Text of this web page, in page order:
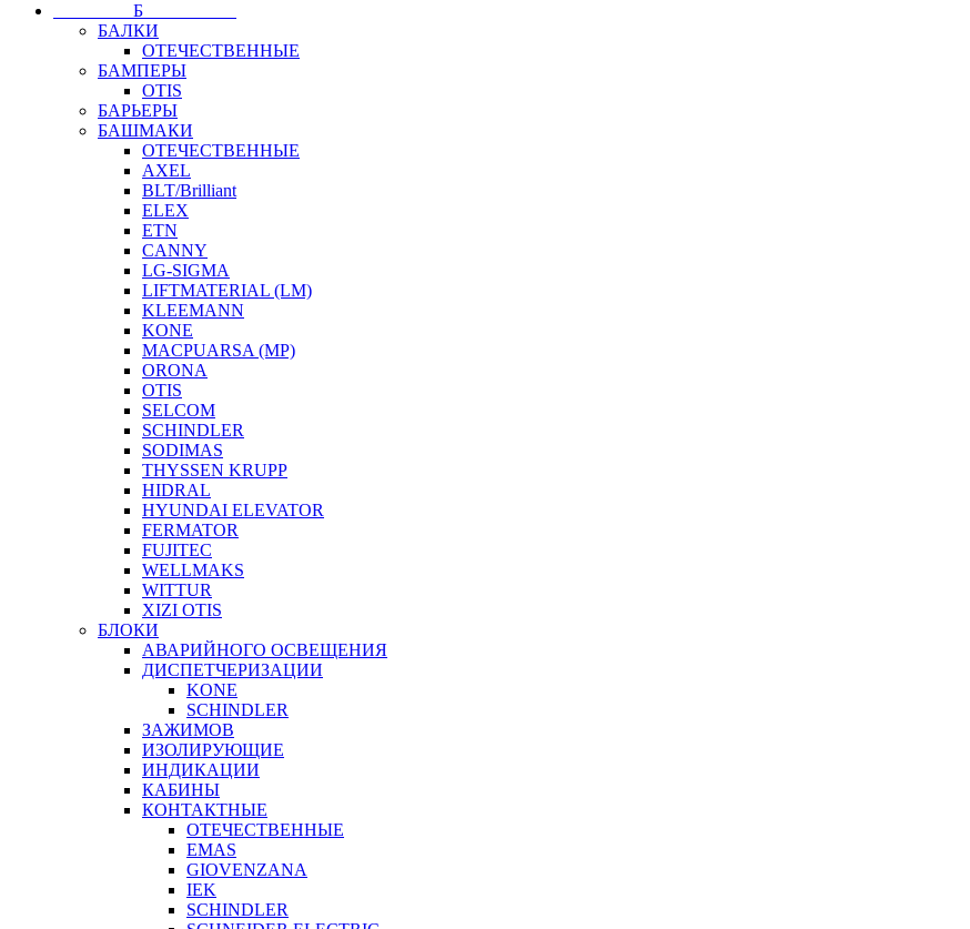
⠀⠀⠀⠀⠀⠀Б⠀⠀⠀⠀⠀⠀⠀
БАЛКИ
ОТЕЧЕСТВЕННЫЕ
БАМПЕРЫ
OTIS
БАРЬЕРЫ
БАШМАКИ
ОТЕЧЕСТВЕННЫЕ
AXEL
BLT/Brilliant
ELEX
ETN
CANNY
LG-SIGMA
LIFTMATERIAL (LM)
KLEEMANN
KONE
MACPUARSA (MP)
ORONA
OTIS
SELCOM
SCHINDLER
SODIMAS
THYSSEN KRUPP
HIDRAL
HYUNDAI ELEVATOR
FERMATOR
FUJITEC
WELLMAKS
WITTUR
XIZI OTIS
БЛОКИ
АВАРИЙНОГО ОСВЕЩЕНИЯ
ДИСПЕТЧЕРИЗАЦИИ
KONE
SCHINDLER
ЗАЖИМОВ
ИЗОЛИРУЮЩИЕ
ИНДИКАЦИИ
КАБИНЫ
КОНТАКТНЫЕ
ОТЕЧЕСТВЕННЫЕ
EMAS
GIOVENZANA
IEK
SCHINDLER